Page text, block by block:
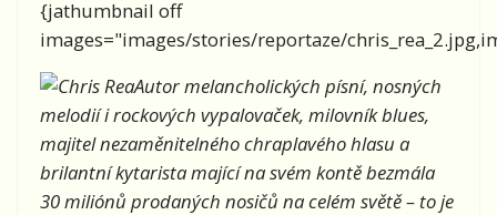
{jathumbnail off
images="images/stories/reportaze/
Autor melancholických písní, nosných
melodií i rockových vypalovaček, milovník blues,
majitel nezaměnitelného chraplavého hlasu a
brilantní kytarista mající na svém kontě bezmála
30 miliónů prodaných nosičů na celém světě – to je